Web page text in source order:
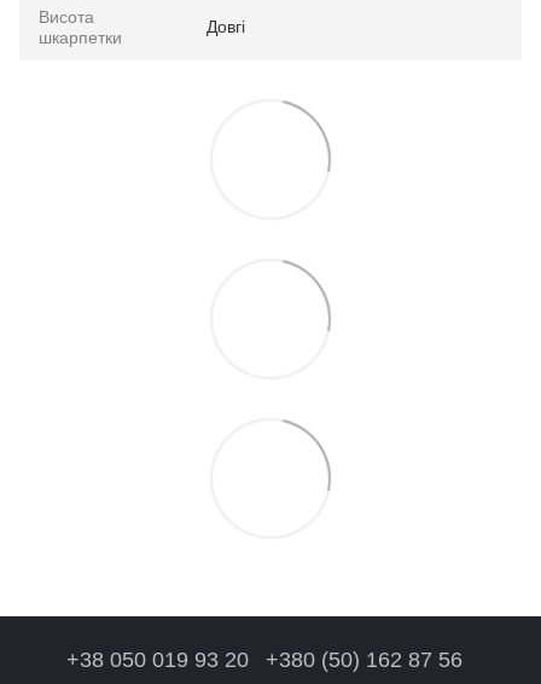
Висота
шкарпетки
Довгі
+38 050 019 93 20 +380 (50) 162 87 56